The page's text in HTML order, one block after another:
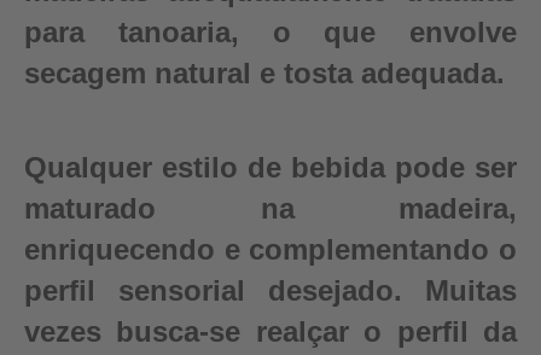
para tanoaria, o que envolve
secagem natural e tosta adequada.
Qualquer estilo de bebida pode ser
maturado na madeira,
enriquecendo e complementando o
perfil sensorial desejado. Muitas
vezes busca-se realçar o perfil da